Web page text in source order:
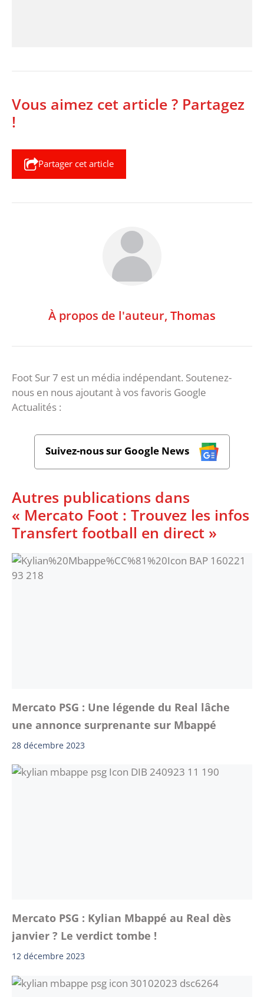
Vous aimez cet article ? Partagez
!
Partager cet article
À propos de l'auteur, Thomas
Foot Sur 7 est un média indépendant. Soutenez-
nous en nous ajoutant à vos favoris Google
Actualités :
Suivez-nous sur Google News
Autres publications dans
« Mercato Foot : Trouvez les infos
Transfert football en direct »
Mercato PSG : Une légende du Real lâche
une annonce surprenante sur Mbappé
28 décembre 2023
Mercato PSG : Kylian Mbappé au Real dès
janvier ? Le verdict tombe !
12 décembre 2023